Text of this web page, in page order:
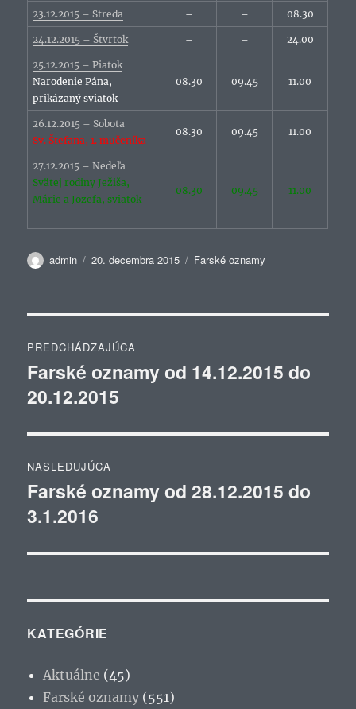
23.12.2015 – Streda – – 08.30
24.12.2015 – Štvrtok – – 24.00
25.12.2015 – Piatok
Narodenie Pána,
prikázaný sviatok
08.30 09.45 11.00
26.12.2015 – Sobota
Sv. Štefana, 1. mučeníka
08.30 09.45 11.00
27.12.2015 – Nedeľa
Svätej rodiny Ježiša,
Márie a Jozefa, sviatok
08.30 09.45 11.00
Autor
admin Publikované
20. decembra 2015 Kategórie
Farské oznamy
v
článku
PREDCHÁDZAJÚCA
Predchádzajúci
článok:
Farské oznamy od 14.12.2015 do
20.12.2015
NASLEDUJÚCA
Ďalší
článok:
Farské oznamy od 28.12.2015 do
3.1.2016
KATEGÓRIE
Aktuálne (45)
Farské oznamy (551)